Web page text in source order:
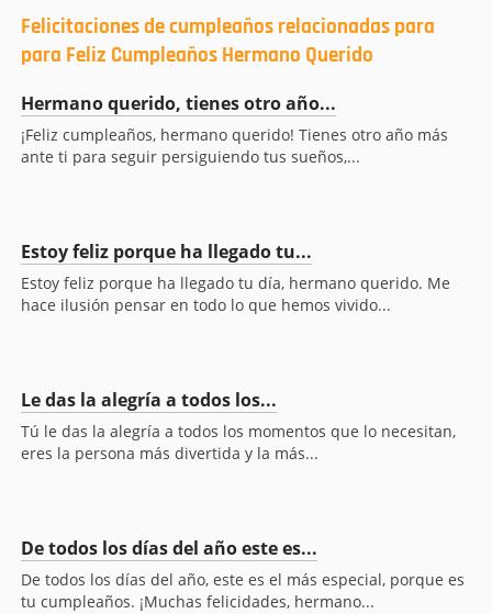
Felicitaciones de cumpleaños relacionadas para
para Feliz Cumpleaños Hermano Querido
Hermano querido, tienes otro año...
¡Feliz cumpleaños, hermano querido! Tienes otro año más
ante ti para seguir persiguiendo tus sueños,...
Estoy feliz porque ha llegado tu...
Estoy feliz porque ha llegado tu día, hermano querido. Me
hace ilusión pensar en todo lo que hemos vivido...
Le das la alegría a todos los...
Tú le das la alegría a todos los momentos que lo necesitan,
eres la persona más divertida y la más...
De todos los días del año este es...
De todos los días del año, este es el más especial, porque es
tu cumpleaños. ¡Muchas felicidades, hermano...